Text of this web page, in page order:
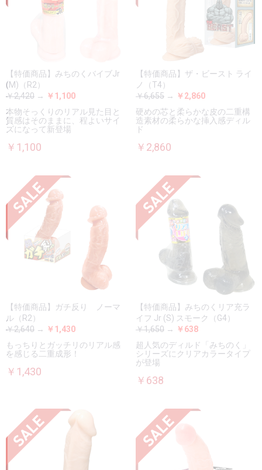
【特価商品】みちのくバイブJr
(M)（R2）
￥2,420 → ￥1,100
本物そっくりのリアル見た目と
質感はそのままに、程よいサイ
ズになって新登場
￥1,100
【特価商品】ザ・ビースト ライ
ノ（T4）
￥6,655 → ￥2,860
硬めの芯と柔らかな皮の二重構
造素材の柔らかな挿入感ディル
ド
￥2,860
【特価商品】ガチ反り ノーマ
ル（R2）
￥2,640 → ￥1,430
もっちりとガッチリのリアル感
を感じる二重成形！
￥1,430
【特価商品】みちのくリア充ラ
イフ Jr (S) スモーク（G4）
￥1,650 → ￥638
超人気のディルド「みちのく」
シリーズにクリアカラータイプ
が登場
￥638